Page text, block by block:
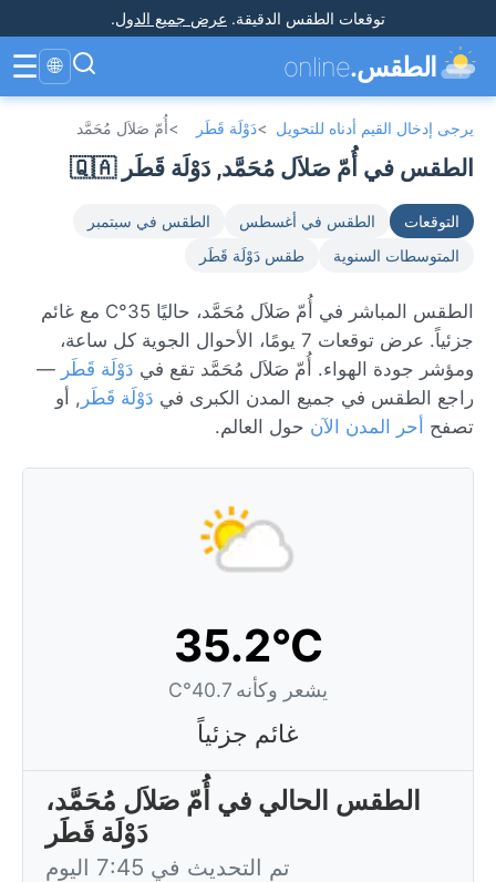
توقعات الطقس الدقيقة. عرض جميع الدول.
الطقس.online
🌐
☰
يرجى إدخال القيم أدناه للتحويل >دَوْلَة قَطَر >أُمّ صَلاَل مُحَمَّد
الطقس في أُمّ صَلاَل مُحَمَّد, دَوْلَة قَطَر 🇶🇦
التوقعات الطقس في أغسطس
الطقس في سبتمبر
المتوسطات السنوية
طقس دَوْلَة قَطَر
الطقس المباشر في أُمّ صَلاَل مُحَمَّد، حاليًا 35°C مع غائم
جزئياً. عرض توقعات 7 يومًا، الأحوال الجوية كل ساعة،
ومؤشر جودة الهواء. أُمّ صَلاَل مُحَمَّد تقع في دَوْلَة قَطَر —
راجع الطقس في جميع المدن الكبرى في دَوْلَة قَطَر , أو
تصفح أحر المدن الآن حول العالم.
35.2°C
يشعر وكأنه 40.7°C
غائم جزئياً
الطقس الحالي في أُمّ صَلاَل مُحَمَّد،
دَوْلَة قَطَر
تم التحديث في 7:45 اليوم